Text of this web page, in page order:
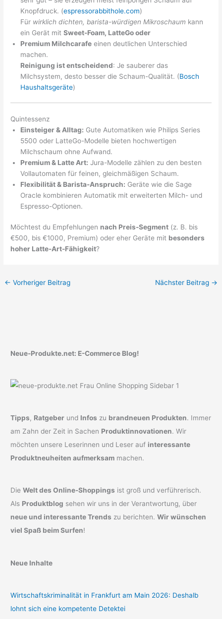
Knopfdruck. (espressorabbithole.com)
Für wirklich dichten, barista-würdigen Mikroschaum kann
ein Gerät mitSweet-Foam, LatteGo oder
Premium Milchcarafe einen deutlichen Unterschied
machen.
Reinigung ist entscheidend: Je sauberer das
Milchsystem, desto besser die Schaum-Qualität. (Bosch
Haushaltsgeräte)
Quintessenz
Einsteiger & Alltag: Gute Automatiken wie Philips Series
5500 oder LatteGo-Modelle bieten hochwertigen
Milchschaum ohne Aufwand.
Premium & Latte Art: Jura-Modelle zählen zu den besten
Vollautomaten für feinen, gleichmäßigen Schaum.
Flexibilität & Barista-Anspruch: Geräte wie die Sage
Oracle kombinieren Automatik mit erweiterten Milch- und
Espresso-Optionen.
Möchtest du Empfehlungen nach Preis-Segment (z. B. bis
€500, bis €1000, Premium) oder eher Geräte mit besonders
hoher Latte-Art-Fähigkeit?
← Vorheriger Beitrag Nächster Beitrag →
Neue-Produkte.net: E-Commerce Blog!
Tipps, Ratgeber und Infos zu brandneuen Produkten. Immer
am Zahn der Zeit in Sachen Produktinnovationen. Wir
möchten unsere Leserinnen und Leser auf interessante
Produktneuheiten aufmerksam machen.
DieWelt des Online-Shoppings ist groß und verführerisch.
Als Produktblog sehen wir uns in der Verantwortung, über
neue und interessante Trends zu berichten.Wir wünschen
viel Spaß beim Surfen!
Neue Inhalte
Wirtschaftskriminalität in Frankfurt am Main 2026: Deshalb
lohnt sich eine kompetente Detektei